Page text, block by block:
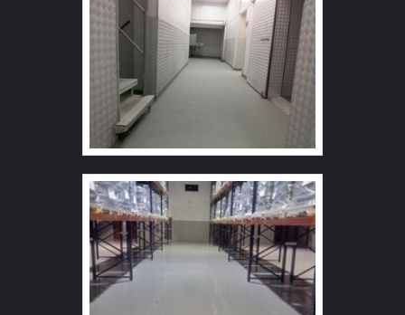
instalações modernas, garantindo assim, confiabilidade
e boa cotação no mercado. A Anlik Soluções é uma
empresa que tem sido preferência no segmento pela
idoneidade em tudo que faz, o que garante uma entrega
de excelência de ponta a ponta.
demandas, tudo para oferecer piso tátil ladrilho hidráulico
com precisão.Há muitas maneiras eficientes de uma
companhia demonstrar competência, excelência e
destaque em sua área de atuação. A Anlik Soluções se
mostra referência por ter: Atendimento personalizado;
Colaboradores eficientes; Amplo estoque de produtos;
Ótimo preço. Ainda com uma visão analítica sobre piso
não tenham produtos e serviços com ótima qualidade e
assertividade, pontos importantes que ficam de fora no
planejamento de empresas que visam apenas o lucro,
deixando a desejar nos outros fatores.Tudo isso e muito
mais são os motivos pelos quais a Anlik Soluções é uma
empresa inovadora no segmento de acessibilidade e